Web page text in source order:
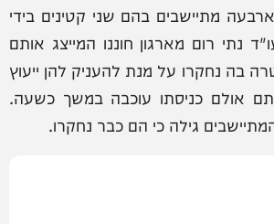
מתיישבים בהם שני קטינים בידי
נתי רום מארגון חוננו המייצג אותם
בה נחקרו על מנת להעניק להן ייעוץ
אולם כניסתו עוכבה במשך כשעה.
גילה כי הם כבר נחקרו.